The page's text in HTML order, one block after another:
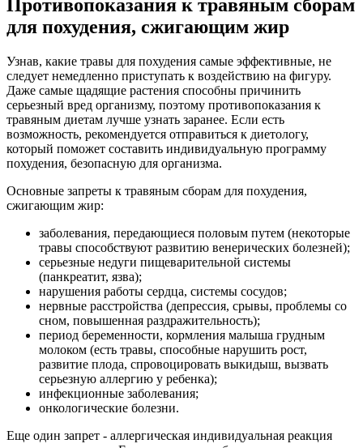
Противопоказания к травяным сборам
для похудения, сжигающим жир
Узнав, какие травы для похудения самые эффективные, не
следует немедленно приступать к воздействию на фигуру.
Даже самые щадящие растения способны причинить
серьезный вред организму, поэтому противопоказания к
травяным диетам лучше узнать заранее. Если есть
возможность, рекомендуется отправиться к диетологу,
который поможет составить индивидуальную программу
похудения, безопасную для организма.
Основные запреты к травяным сборам для похудения,
сжигающим жир:
заболевания, передающиеся половым путем (некоторые
травы способствуют развитию венерических болезней);
серьезные недуги пищеварительной системы
(панкреатит, язва);
нарушения работы сердца, системы сосудов;
нервные расстройства (депрессия, срывы, проблемы со
сном, повышенная раздражительность);
период беременности, кормления малыша грудным
молоком (есть травы, способные нарушить рост,
развитие плода, спровоцировать выкидыш, вызвать
серьезную аллергию у ребенка);
инфекционные заболевания;
онкологические болезни.
Еще один запрет - аллергическая индивидуальная реакция